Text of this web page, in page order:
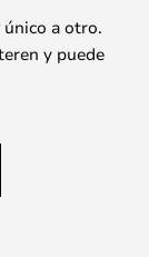
a otro.
y puede